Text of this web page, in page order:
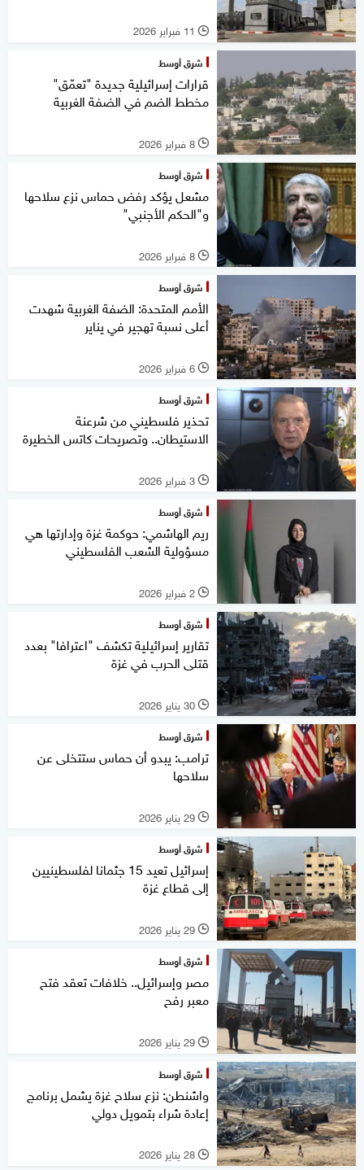
l 11 فبراير 2026
شرق أوسط
قرارات إسرائيلية جديدة "تعمّق"
مخطط الضم في الضفة الغربية
l 8 فبراير 2026
شرق أوسط
مشعل يؤكد رفض حماس نزع سلاحها
و"الحكم الأجنبي"
l 8 فبراير 2026
شرق أوسط
الأمم المتحدة: الضفة الغربية شهدت
أعلى نسبة تهجير في يناير
l 6 فبراير 2026
شرق أوسط
تحذير فلسطيني من شرعنة
الاستيطان.. وتصريحات كاتس الخطيرة
l 3 فبراير 2026
شرق أوسط
ريم الهاشمي: حوكمة غزة وإدارتها هي
مسؤولية الشعب الفلسطيني
l 2 فبراير 2026
شرق أوسط
تقارير إسرائيلية تكشف "اعترافا" بعدد
قتلى الحرب في غزة
l 30 يناير 2026
شرق أوسط
ترامب: يبدو أن حماس ستتخلى عن
سلاحها
l 29 يناير 2026
شرق أوسط
إسرائيل تعيد 15 جثمانا لفلسطينيين
إلى قطاع غزة
l 29 يناير 2026
شرق أوسط
مصر وإسرائيل.. خلافات تعقد فتح
معبر رفح
l 29 يناير 2026
شرق أوسط
واشنطن: نزع سلاح غزة يشمل برنامج
إعادة شراء بتمويل دولي
l 28 يناير 2026